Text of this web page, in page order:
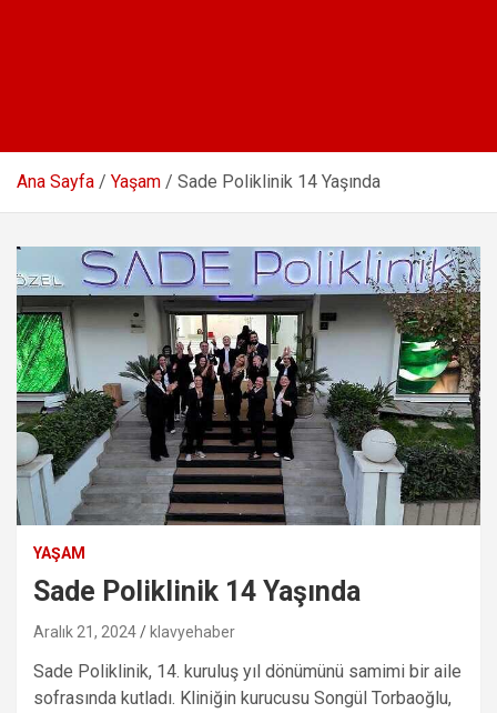
Ana Sayfa Yaşam Sade Poliklinik 14 Yaşında
YAŞAM
Sade Poliklinik 14 Yaşında
Aralık 21, 2024 klavyehaber
Sade Poliklinik, 14. kuruluş yıl dönümünü samimi bir aile
sofrasında kutladı. Kliniğin kurucusu Songül Torbaoğlu,